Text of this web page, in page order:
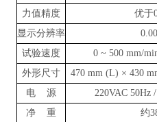
力值精度
优于
显示分辨率
试验速度
0 ~500 mm/
外形尺寸
470 mm (L) × 430
电
源
220VAC 50Hz
净
重 约